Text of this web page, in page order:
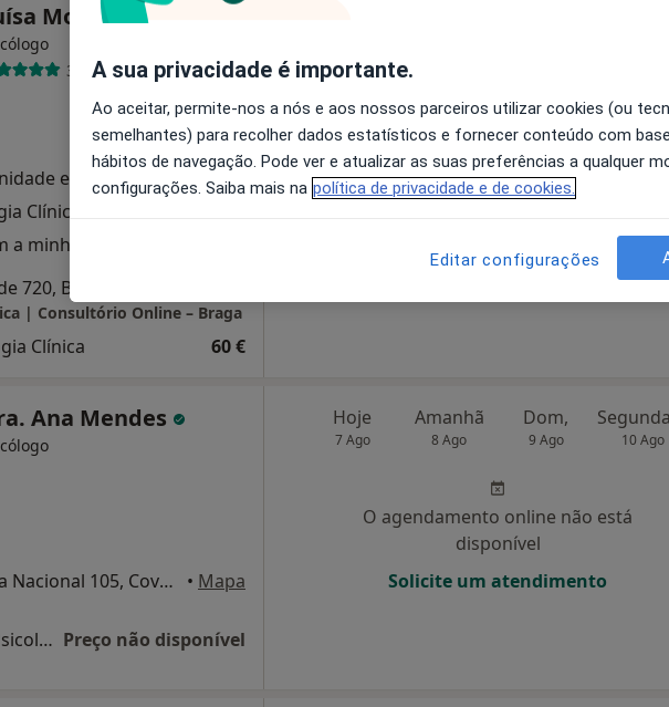
Moura
3 opiniões
e expatriação
Clínica e da Saúde
a minha escuta e clareza
720, Braga
| Consultório Online – Braga
Clínica 60 €
O agendamento online não está
disponível
Solicite um atendimento
Ana Mendes
Fábrica ASA, Estrada Nacional 105, Covas – Polvoreira, Guimarães • Mapa
Primeira consulta Psicologia Preço não disponível
Hoje
7 Ago
Amanhã
8 Ago
Dom,
9 Ago 10 Ago
O agendamento online não está
disponível
Solicite um atendimento
A sua privacidade é importante.
Ao aceitar, permite-nos a nós e aos nossos parceiros utilizar cookies (ou
semelhantes) para recolher dados estatísticos e fornecer conteúdo com
hábitos de navegação. Pode ver e atualizar as suas preferências a qualquer
configurações. Saiba mais na política de privacidade e de cookies.
Editar configurações